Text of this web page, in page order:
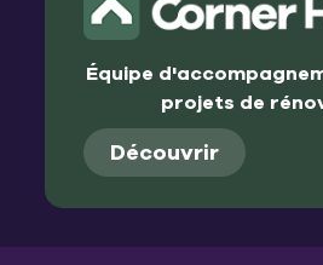
Équipe
projets de
Découvrir